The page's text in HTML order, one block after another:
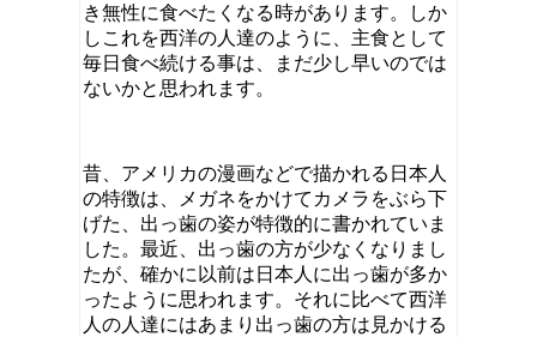
き無性に食べたくなる時があります。しか
しこれを西洋の人達のように、主食として
毎日食べ続ける事は、まだ少し早いのでは
ないかと思われます。
昔、アメリカの漫画などで描かれる日本人
の特徴は、メガネをかけてカメラをぶら下
げた、出っ歯の姿が特徴的に書かれていま
した。最近、出っ歯の方が少なくなりまし
たが、確かに以前は日本人に出っ歯が多か
ったように思われます。それに比べて西洋
人の人達にはあまり出っ歯の方は見かける